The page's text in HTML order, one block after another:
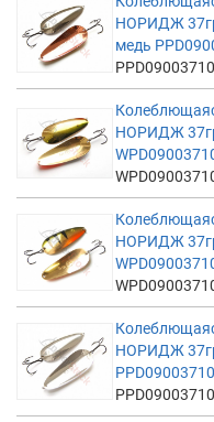
НОРИДЖ
медь
НОРИДЖ
НОРИДЖ
НОРИДЖ